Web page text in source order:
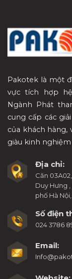
Pakotek là một
vực tích hợp
Ngành Phát
cung cấp các
của khách hàng,
giàu kinh
Địa chỉ:
Căn
Duy Hưng
phố Hà
Số điện
024 3786
Email: